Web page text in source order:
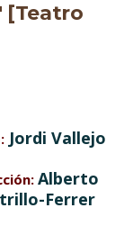
[Teatro
Jordi Vallejo
Alberto
Ferrer